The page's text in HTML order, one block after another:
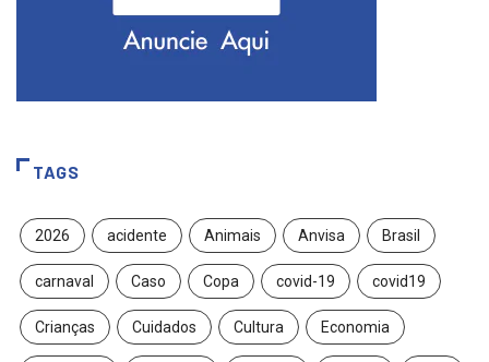
TAGS
2026 acidente Animais Anvisa Brasil
carnaval Caso Copa covid-19 covid19
Crianças Cuidados Cultura Economia